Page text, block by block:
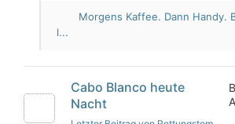
Morgens Kaffee. Dann Handy.
l...
Cabo Blanco heute
Nacht